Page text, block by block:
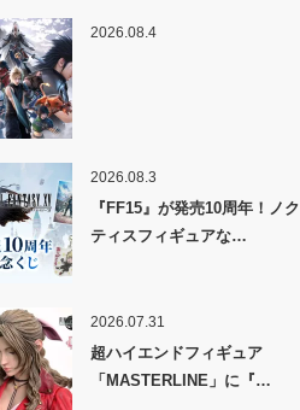
2026.08.4
2026.08.3
『FF15』が発売10周年！ノク
ティスフィギュアな…
2026.07.31
超ハイエンドフィギュア
「MASTERLINE」に『…